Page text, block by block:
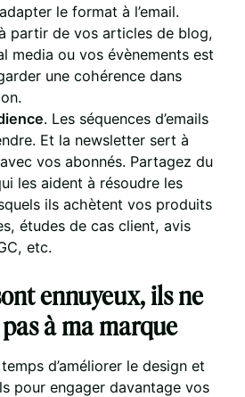
le format à l’email.
partir de vos articles de blog,
media ou vos évènements est
une cohérence dans
. Les séquences d’emails
Et la newsletter sert à
vos abonnés. Partagez du
les aident à résoudre les
ils achètent vos produits
études de cas client, avis
etc.
ennuyeux, ils ne
à ma marque
d’améliorer le design et
pour engager davantage vos